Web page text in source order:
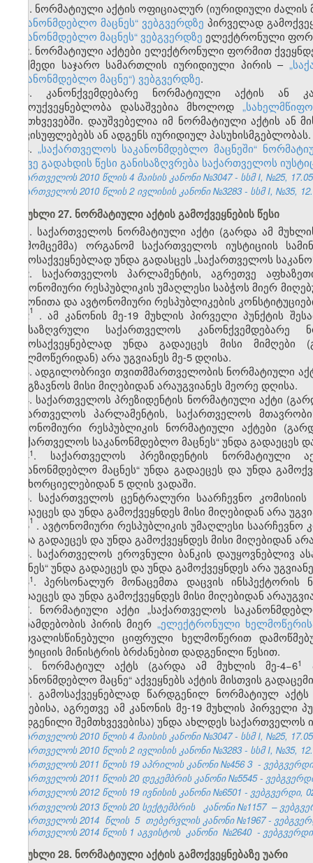
1. ნორმატიული აქტის ოფიციალურ (იურიდიული ძალის
საკანონმდებლო მაცნეს“ ვებგვერდზე პირველად
საკანონმდებლო მაცნეს“ ვებგვერდზე ელექტრონული
2. ნორმატიული აქტები ელექტრონული ფორმით
მოქმედი საჯარო სამართლის იურიდიული პირის –
საკანონმდებლო მაცნე“) ვებგვერდზე.
3. კანონქვემდებარე ნორმატიული აქტის ან
გამოუქვეყნებლობა დასაშვებია მხოლოდ
შემთხვევებში. დაუშვებელია იმ ნორმატიული აქტის
თავისუფლებებს ან ადგენს იურიდიულ პასუხისმგებლობას.
4. „საქართველოს საკანონმდებლო მაცნეში“
ასევე გადახდის წესი განისაზღვრება საქართველოს
საქართველოს 2010 წლის 4 მაისის კანონი №3047 - სსმ I, №25,
საქართველოს 2010 წლის 2 ივლისის კანონი №3283 - სსმ I, №35,
მუხლი 27. ნორმატიული აქტის გამოქვეყნების წესი
1. საქართველოს ნორმატიული აქტი (გარდა ამ
(გამომცემმა) ორგანომ საქართველოს იუსტიციის
გამოსაქვეყნებლად უნდა გადასცეს „საქართველოს
2. საქართველოს პარლამენტის, აგრეთვე
ავტონომიური რესპუბლიკის უმაღლესი საბჭოს მიერ
კანონითა და ავტონომიური რესპუბლიკების
21 .ამ კანონის მე-19 მუხლის პირველი პუნქტის
განსაზღვრული საქართველოს
გამოსაქვეყნებლად უნდა გადაეცეს მისი
(ხელმოწერიდან) არა უგვიანეს მე-5 დღისა.
3. ადგილობრივი თვითმმართველობის ნორმატიული
გაეგზავნოს მისი მიღებიდან არაუგვიანეს მეორე დღისა.
4. საქართველოს პრეზიდენტის ნორმატიული აქტი
საქართველოს პარლამენტის, საქართველოს
ავტონომიური რესპუბლიკის ნორმატიული აქტები
„საქართველოს საკანონმდებლო მაცნეს“ უნდა გადაეცეს
4​1. საქართველოს პრეზიდენტის ნორმატიული
საკანონმდებლო მაცნეს“ უნდა გადაეცეს და უნდა
განხორციელებიდან 5 დღის ვადაში.
5. საქართველოს ცენტრალური საარჩევნო
გადაეცეს და უნდა გამოქვეყნდეს მისი მიღებიდან არა
51 . ავტონომიური რესპუბლიკის უმაღლესი საარჩევნო
უნდა გადაეცეს და უნდა გამოქვეყნდეს მისი მიღებიდან
6. საქართველოს ეროვნული ბანკის დაუყოვნებლივ
მაცნეს“ უნდა გადაეცეს და უნდა გამოქვეყნდეს არა
6​1. პერსონალურ მონაცემთა დაცვის ინსპექტორის
გადაეცეს და უნდა გამოქვეყნდეს მისი მიღებიდან
7. ნორმატიული აქტი „საქართველოს
თანამდებობის პირის მიერ „ელექტრონული
გათვალისწინებული ციფრული ხელმოწერით
იუსტიციის მინისტრის ბრძანებით დადგენილი წესით.
8. ნორმატიულ აქტს (გარდა ამ მუხლის მე-4−6​1
საკანონმდებლო მაცნე“ აქვეყნებს აქტის მისთვის
9. გამოსაქვეყნებლად წარდგენილ ნორმატიულ
აქტებისა, აგრეთვე ამ კანონის მე-19 მუხლის პირველი
დადგენილი შემთხვევებისა) უნდა ახლდეს საქართველოს
საქართველოს 2010 წლის 4 მაისის კანონი №3047 - სსმ I, №25,
საქართველოს 2010 წლის 2 ივლისის კანონი №3283 - სსმ I, №35,
საქართველოს 2011 წლის 19 აპრილის კანონი №456 3 -
საქართველოს 2011 წლის 20 დეკემბრის კანონი №5545 -
საქართველოს 2012 წლის 19 ივნისის კანონი №6501 - ვებგვერდი,
საქართველოს 2013 წლის 20 სექტემბრის
კანონი №1157 –
საქართველოს 2014 წლის 5 თებერვლის კანონი №1967 -
საქართველოს 2014 წლის 1 აგვისტოს კანონი №2640 -
მუხლი 28. ნორმატიული აქტის გამოქვეყნებაზე უარი